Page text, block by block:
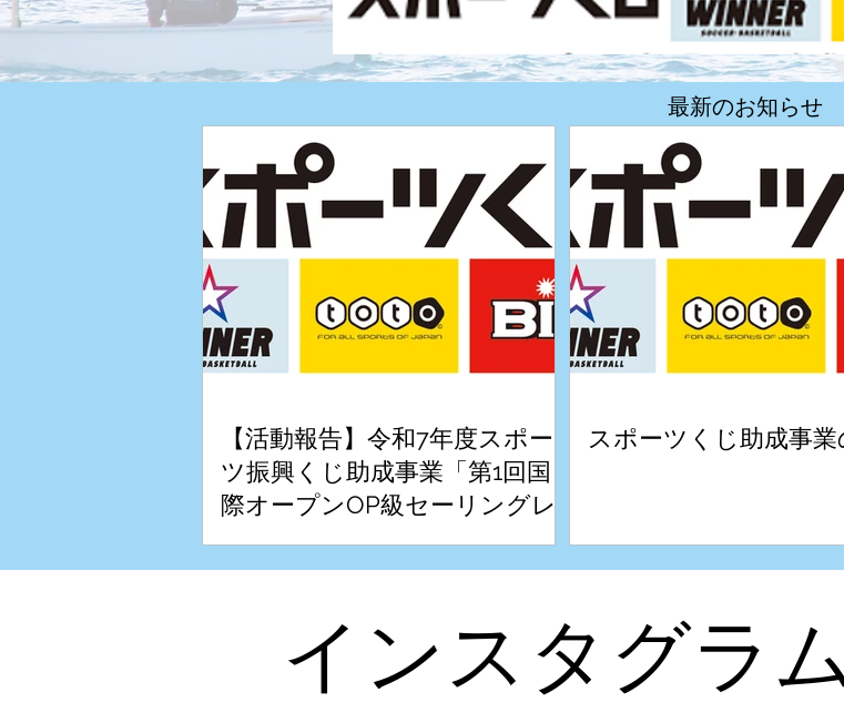
最新のお知らせ
【活動報告】令和7年度スポー
ツ振興くじ助成事業「第1回国
際オープンOP級セーリングレ
ガッタin石垣」
スポーツくじ助成事業
インスタグラ